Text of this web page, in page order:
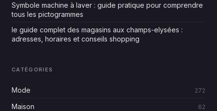
Symbole machine à laver : guide pratique pour comprendre
tous les pictogrammes
le guide complet des magasins aux champs-elysées :
adresses, horaires et conseils shopping
CATÉGORIES
Mode 272
Maison 62